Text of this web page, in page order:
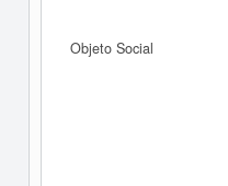
Objeto Social